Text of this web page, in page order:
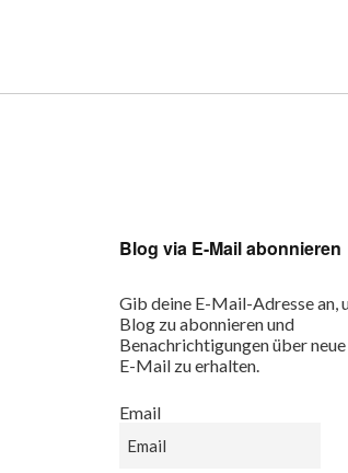
Blog via E-Mail abonnieren
Gib deine E-Mail-Adresse an,
Blog zu abonnieren und
Benachrichtigungen über
E-Mail zu erhalten.
Email